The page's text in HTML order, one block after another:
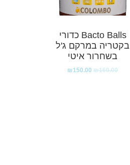
Bacto Balls כדורי
בקטריה במרקם ג'ל
בשחרור איטי
₪160.00
₪150.00